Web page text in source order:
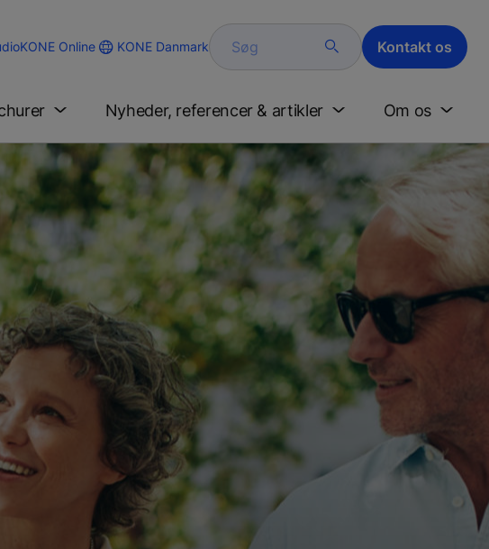
KONE Online KONE Danmark Søg Kontakt os
Nyheder, referencer & artikler Om os